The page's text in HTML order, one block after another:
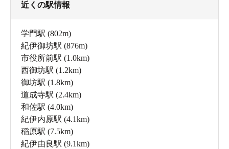
近くの駅情報
学門駅 (802m)
紀伊御坊駅 (876m)
市役所前駅 (1.0km)
西御坊駅 (1.2km)
御坊駅 (1.8km)
道成寺駅 (2.4km)
和佐駅 (4.0km)
紀伊内原駅 (4.1km)
稲原駅 (7.5km)
紀伊由良駅 (9.1km)